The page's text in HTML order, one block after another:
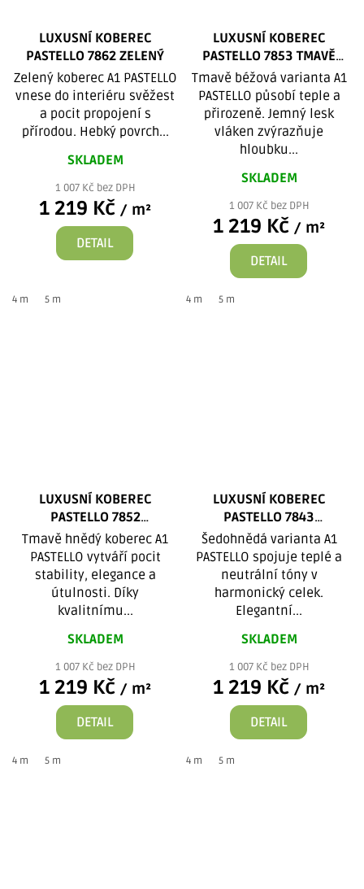
LUXUSNÍ KOBEREC
PASTELLO 7862 ZELENÝ
Zelený koberec A1 PASTELLO
vnese do interiéru svěžest
a pocit propojení s
přírodou. Hebký povrch...
SKLADEM
1 007 Kč bez DPH
1 219 Kč / m²
DETAIL
4 m 5 m
LUXUSNÍ KOBEREC
PASTELLO 7853 TMAVĚ
BÉŽOVÝ
Tmavě béžová varianta A1
PASTELLO působí teple a
přirozeně. Jemný lesk
vláken zvýrazňuje
hloubku...
SKLADEM
1 007 Kč bez DPH
1 219 Kč / m²
DETAIL
4 m 5 m
LUXUSNÍ KOBEREC
PASTELLO 7852
TMAVĚHNĚDÁ
Tmavě hnědý koberec A1
PASTELLO vytváří pocit
stability, elegance a
útulnosti. Díky
kvalitnímu...
SKLADEM
1 007 Kč bez DPH
1 219 Kč / m²
DETAIL
4 m 5 m
LUXUSNÍ KOBEREC
PASTELLO 7843
ŠEDOHNĚDÝ
Šedohnědá varianta A1
PASTELLO spojuje teplé a
neutrální tóny v
harmonický celek.
Elegantní...
SKLADEM
1 007 Kč bez DPH
1 219 Kč / m²
DETAIL
4 m 5 m